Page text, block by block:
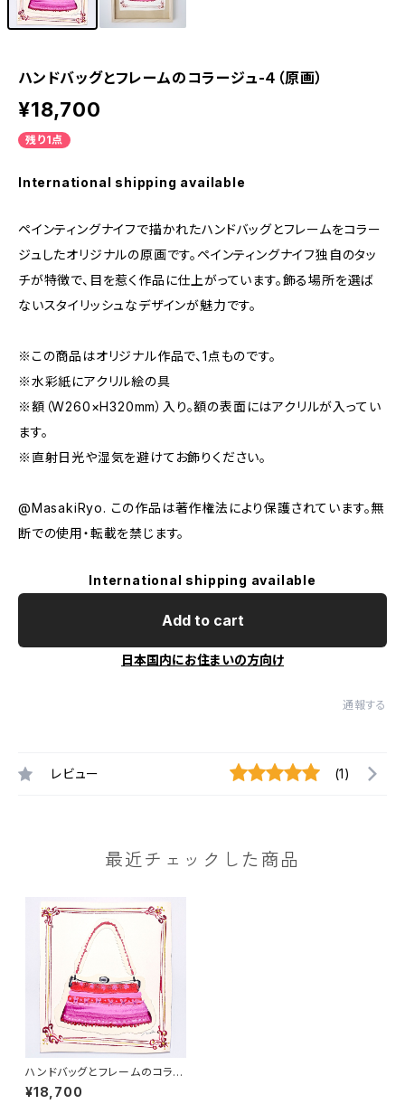
ハンドバッグとフレームのコラージュ-４（原画）
¥18,700
残り1点
International shipping available
ペインティングナイフで描かれたハンドバッグとフレームをコラー
ジュしたオリジナルの原画です。ペインティングナイフ独自のタッ
チが特徴で、目を惹く作品に仕上がっています。飾る場所を選ば
ないスタイリッシュなデザインが魅力です。
※この商品はオリジナル作品で、1点ものです。
※水彩紙にアクリル絵の具
※額（W260×H320mm）入り。額の表面にはアクリルが入ってい
ます。
※直射日光や湿気を避けてお飾りください。
@MasakiRyo. この作品は著作権法により保護されています。無
断での使用・転載を禁じます。
International shipping available
Add to cart
日本国内にお住まいの方向け
通報する
レビュー (1)
最近チェックした商品
ハンドバッグとフレームのコラー
ジュ-４（原画）
¥18,700